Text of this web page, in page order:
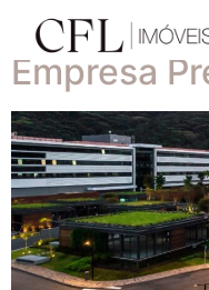
Square
Empresa